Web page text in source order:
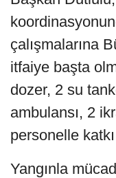
çalışmalarına
itfaiye başta
dozer, 2 su
ambulansı, 2
personelle
Yangınla